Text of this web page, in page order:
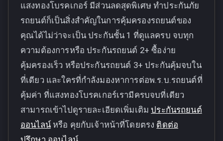
แสงทองโบรคเกอร์ มีส่วนลดสุดพิเศษ ทำประกันภัย
รถยนต์ก็เป็นสิ่งสำคัญในการคุ้มครองรถยนต์ของ
คุณได้ไม่ว่าจะเป็น ประกันชั้น 1 ที่ดูแลครบ จบทุก
ความต้องการหรือ ประกันรถยนต์ 2+ ซื้อง่าย
คุ้มครองเร็ว หรือประกันรถยนต์ 3+ ประกันคุ้มจบใน
ที่เดียว และใครที่กำลังมองหาการต่อพ.ร.บ.รถยนต์ที่
คุ้มค่า ที่แสงทองโบรคเกอร์เรามีครบจบที่เดียว
สามารถเข้าไปดูรายละเอียดเพิ่มเติมประกันรถยนต์
ออนไลน์หรือ คุยกับเจ้าหน้าที่โดยตรง ติดต่อ